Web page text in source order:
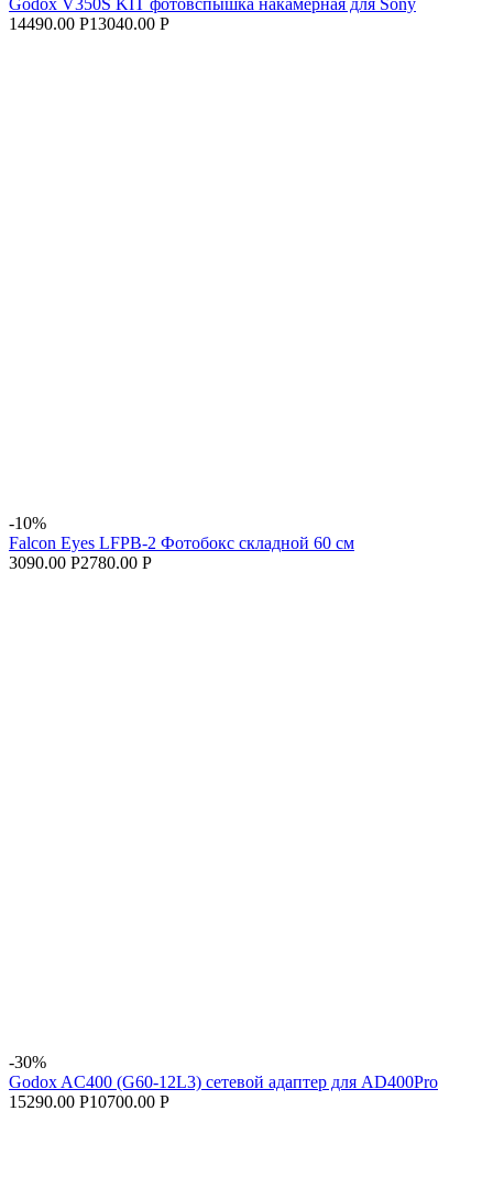
Godox V350S KIT фотовспышка накамерная для Sony
14490.00 Р13040.00 Р
-10%
Falcon Eyes LFPB-2 Фотобокс складной 60 см
3090.00 Р2780.00 Р
-30%
Godox AC400 (G60-12L3) cетевой адаптер для AD400Pro
15290.00 Р10700.00 Р